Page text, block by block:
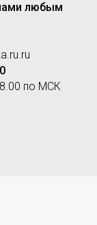
любым
по МСК